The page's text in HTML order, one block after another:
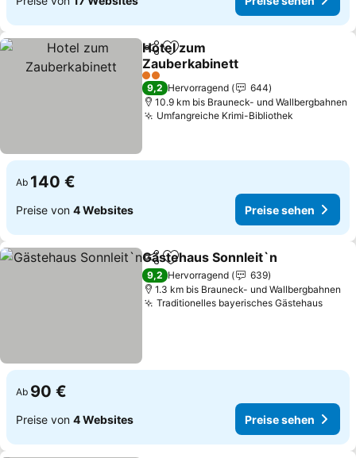
TeilenZu Favoriten hinzufügen
Hotel zum
Zauberkabinett
Preise sehen
2 Sterne
9,2 Hervorragend
644
10.9 km bis Brauneck- und Wallbergbahnen
Umfangreiche Krimi-Bibliothek
Ab 140 €
Preise von 4 Websites Preise sehen
TeilenZu Favoriten hinzufügen
Gästehaus Sonnleit`n
9,2 Hervorragend
639
1.3 km bis Brauneck- und Wallbergbahnen
Traditionelles bayerisches Gästehaus
Ab 90 €
Preise von 4 Websites Preise sehen